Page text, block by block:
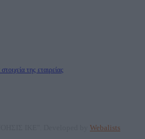
της εταιρείας
Webalists